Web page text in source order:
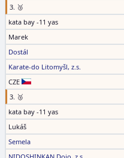
3. 🥉
kata bay -11 yas
Marek
Dostál
Karate-do Litomyšl, z.s.
CZE
3. 🥉
kata bay -11 yas
Lukáš
Semela